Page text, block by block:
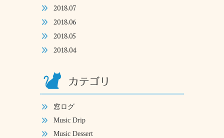
2018.07
2018.06
2018.05
2018.04
窓ログ
Music Drip
Music Dessert